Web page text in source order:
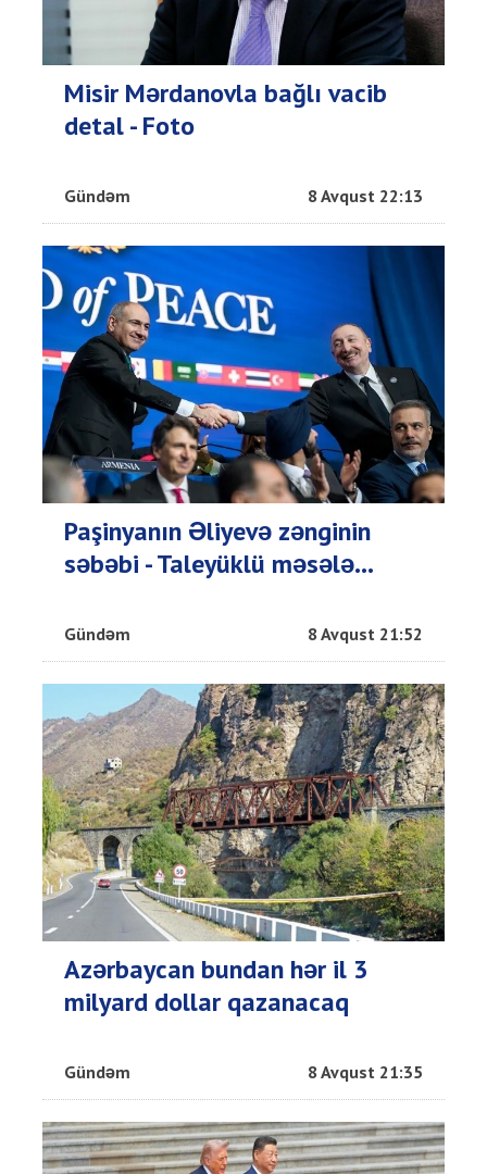
Misir Mərdanovla bağlı vacib
detal - Foto
Gündəm 8 Avqust 22:13
Paşinyanın Əliyevə zənginin
səbəbi - Taleyüklü məsələ...
Gündəm 8 Avqust 21:52
Azərbaycan bundan hər il 3
milyard dollar qazanacaq
Gündəm 8 Avqust 21:35